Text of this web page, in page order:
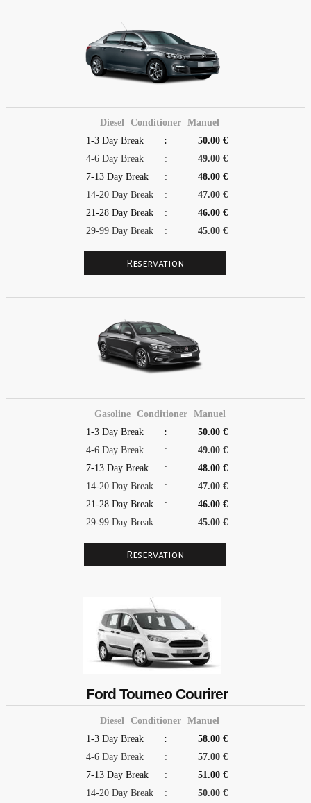
Diesel Conditioner
Manuel
1-3 Day Break
:
50.00 €
4-6 Day Break
:
49.00 €
7-13 Day Break
:
48.00 €
14-20 Day Break
:
47.00 €
21-28 Day Break
:
46.00 €
29-99 Day Break
: 45.00 €
Gasoline Conditioner
Manuel
1-3 Day Break
:
50.00 €
4-6 Day Break
:
49.00 €
7-13 Day Break
:
48.00 €
14-20 Day Break
:
47.00 €
21-28 Day Break
:
46.00 €
29-99 Day Break
: 45.00 €
Ford Tourneo Courirer
Diesel Conditioner
Manuel
1-3 Day Break
:
58.00 €
4-6 Day Break
:
57.00 €
7-13 Day Break
:
51.00 €
14-20 Day Break
: 50.00 €